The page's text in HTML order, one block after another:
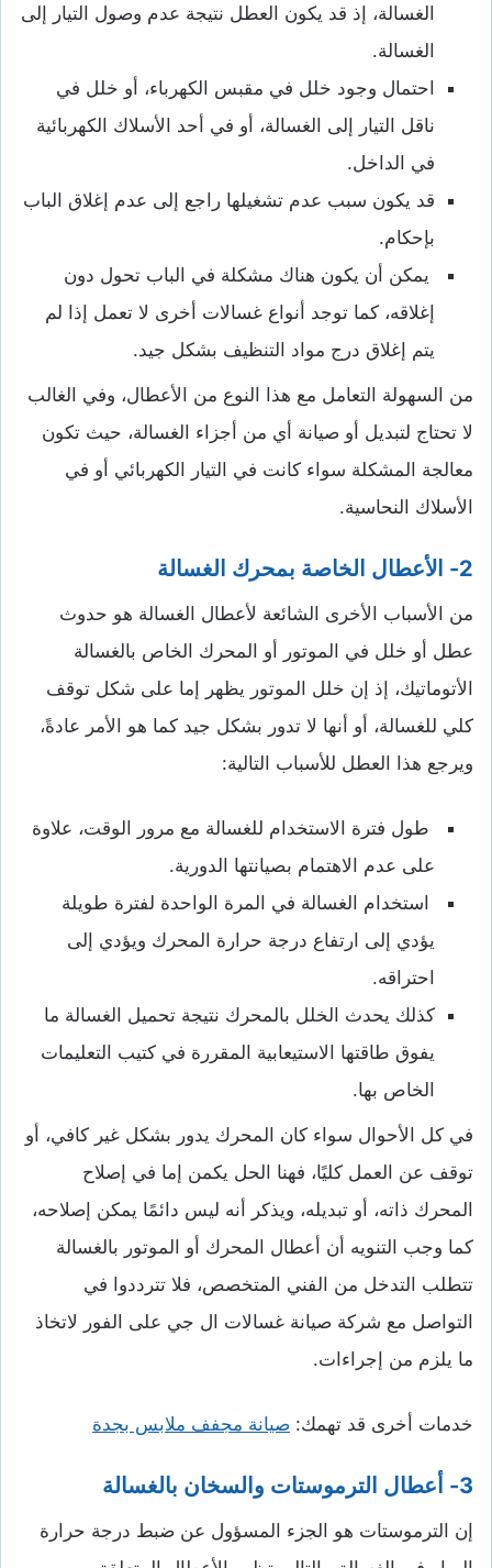
الغسالة، إذ قد يكون العطل نتيجة عدم وصول التيار إلى
الغسالة.
احتمال وجود خلل في مقبس الكهرباء، أو خلل في
ناقل التيار إلى الغسالة، أو في أحد الأسلاك الكهربائية
في الداخل.
قد يكون سبب عدم تشغيلها راجع إلى عدم إغلاق الباب
بإحكام.
يمكن أن يكون هناك مشكلة في الباب تحول دون
إغلاقه، كما توجد أنواع غسالات أخرى لا تعمل إذا لم
يتم إغلاق درج مواد التنظيف بشكل جيد.
من السهولة التعامل مع هذا النوع من الأعطال، وفي الغالب
لا تحتاج لتبديل أو صيانة أي من أجزاء الغسالة، حيث تكون
معالجة المشكلة سواء كانت في التيار الكهربائي أو في
الأسلاك النحاسية.
2- الأعطال الخاصة بمحرك الغسالة
من الأسباب الأخرى الشائعة لأعطال الغسالة هو حدوث
عطل أو خلل في الموتور أو المحرك الخاص بالغسالة
الأتوماتيك، إذ إن خلل الموتور يظهر إما على شكل توقف
كلي للغسالة، أو أنها لا تدور بشكل جيد كما هو الأمر عادةً،
ويرجع هذا العطل للأسباب التالية:
طول فترة الاستخدام للغسالة مع مرور الوقت، علاوة
على عدم الاهتمام بصيانتها الدورية.
استخدام الغسالة في المرة الواحدة لفترة طويلة
يؤدي إلى ارتفاع درجة حرارة المحرك ويؤدي إلى
احتراقه.
كذلك يحدث الخلل بالمحرك نتيجة تحميل الغسالة ما
يفوق طاقتها الاستيعابية المقررة في كتيب التعليمات
الخاص بها.
في كل الأحوال سواء كان المحرك يدور بشكل غير كافي، أو
توقف عن العمل كليًا، فهنا الحل يكمن إما في إصلاح
المحرك ذاته، أو تبديله، ويذكر أنه ليس دائمًا يمكن إصلاحه،
كما وجب التنويه أن أعطال المحرك أو الموتور بالغسالة
تتطلب التدخل من الفني المتخصص، فلا تترددوا في
التواصل مع شركة صيانة غسالات ال جي على الفور لاتخاذ
ما يلزم من إجراءات.
خدمات أخرى قد تهمك: صيانة مجفف ملابس بجدة
3- أعطال الترموستات والسخان بالغسالة
إن الترموستات هو الجزء المسؤول عن ضبط درجة حرارة